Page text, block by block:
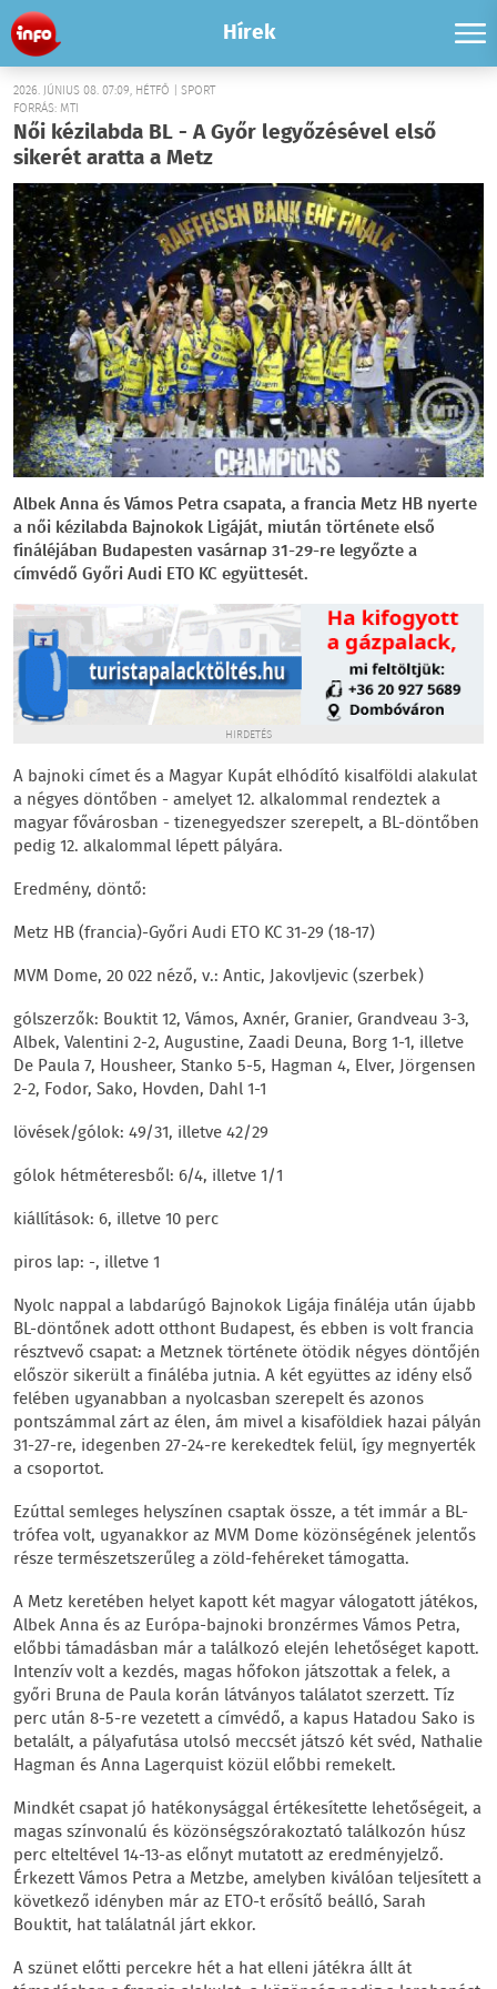
Hírek
2026. JÚNIUS 08. 07:09, HÉTFŐ | SPORT
FORRÁS: MTI
Női kézilabda BL - A Győr legyőzésével első
sikerét aratta a Metz
Albek Anna és Vámos Petra csapata, a francia Metz HB nyerte
a női kézilabda Bajnokok Ligáját, miután története első
fináléjában Budapesten vasárnap 31-29-re legyőzte a
címvédő Győri Audi ETO KC együttesét.
HIRDETÉS
A bajnoki címet és a Magyar Kupát elhódító kisalföldi alakulat
a négyes döntőben - amelyet 12. alkalommal rendeztek a
magyar fővárosban - tizenegyedszer szerepelt, a BL-döntőben
pedig 12. alkalommal lépett pályára.
Eredmény, döntő:
Metz HB (francia)-Győri Audi ETO KC 31-29 (18-17)
MVM Dome, 20 022 néző, v.: Antic, Jakovljevic (szerbek)
gólszerzők: Bouktit 12, Vámos, Axnér, Granier, Grandveau 3-3,
Albek, Valentini 2-2, Augustine, Zaadi Deuna, Borg 1-1, illetve
De Paula 7, Housheer, Stanko 5-5, Hagman 4, Elver, Jörgensen
2-2, Fodor, Sako, Hovden, Dahl 1-1
lövések/gólok: 49/31, illetve 42/29
gólok hétméteresből: 6/4, illetve 1/1
kiállítások: 6, illetve 10 perc
piros lap: -, illetve 1
Nyolc nappal a labdarúgó Bajnokok Ligája fináléja után újabb
BL-döntőnek adott otthont Budapest, és ebben is volt francia
résztvevő csapat: a Metznek története ötödik négyes döntőjén
először sikerült a fináléba jutnia. A két együttes az idény első
felében ugyanabban a nyolcasban szerepelt és azonos
pontszámmal zárt az élen, ám mivel a kisaföldiek hazai pályán
31-27-re, idegenben 27-24-re kerekedtek felül, így megnyerték
a csoportot.
Ezúttal semleges helyszínen csaptak össze, a tét immár a BL-
trófea volt, ugyanakkor az MVM Dome közönségének jelentős
része természetszerűleg a zöld-fehéreket támogatta.
A Metz keretében helyet kapott két magyar válogatott játékos,
Albek Anna és az Európa-bajnoki bronzérmes Vámos Petra,
előbbi támadásban már a találkozó elején lehetőséget kapott.
Intenzív volt a kezdés, magas hőfokon játszottak a felek, a
győri Bruna de Paula korán látványos találatot szerzett. Tíz
perc után 8-5-re vezetett a címvédő, a kapus Hatadou Sako is
betalált, a pályafutása utolsó meccsét játszó két svéd, Nathalie
Hagman és Anna Lagerquist közül előbbi remekelt.
Mindkét csapat jó hatékonysággal értékesítette lehetőségeit, a
magas színvonalú és közönségszórakoztató találkozón húsz
perc elteltével 14-13-as előnyt mutatott az eredményjelző.
Érkezett Vámos Petra a Metzbe, amelyben kiválóan teljesített a
következő idényben már az ETO-t erősítő beálló, Sarah
Bouktit, hat találatnál járt ekkor.
A szünet előtti percekre hét a hat elleni játékra állt át